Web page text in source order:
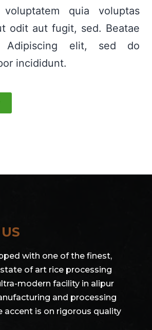
quia voluptas
odit aut fugit, sed. Beatae
Adipiscing elit, sed do
incididunt.
with one of the finest,
of art rice processing
modern facility in alipur
and processing
accent is on rigorous quality